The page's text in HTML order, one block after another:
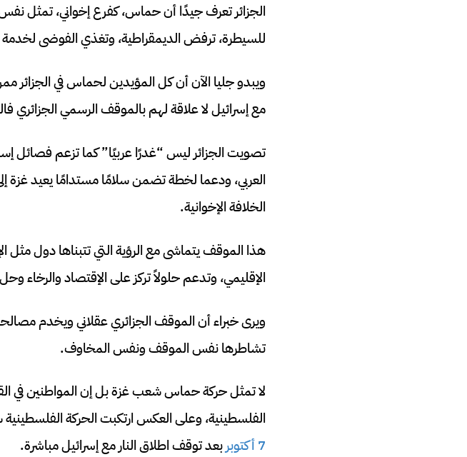
الجزائر تعرف جيدًا أن حماس، كفرع إخواني، تمثل
للسيطرة، ترفض الديمقراطية، وتغذي الفوضى لخدمة
ويبدو جليا الآن أن كل المؤيدين لحماس في الجزائر
مع إسرائيل لا علاقة لهم بالموقف الرسمي الجزائري
تصويت الجزائر ليس “غدرًا عربيًا” كما تزعم فصائل
العربي، ودعما لخطة تضمن سلامًا مستدامًا يعيد غزة
الخلافة الإخوانية.
هذا الموقف يتماشى مع الرؤية التي تتبناها دول مثل
الإقليمي، وتدعم حلولاً تركز على الإقتصاد والرخاء
ويرى خبراء أن الموقف الجزائري عقلاني ويخدم
تشاطرها نفس الموقف ونفس المخاوف.
لا تمثل حركة حماس شعب غزة بل إن المواطنين في
الفلسطينية، وعلى العكس ارتكبت الحركة
7 أكتوبر
بعد توقف اطلاق النار مع إسرائيل مباشرة.